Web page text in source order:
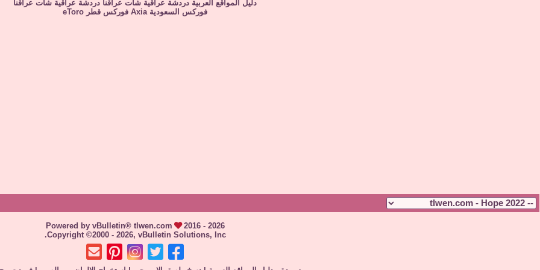
دليل المواقع العربية دردشة عراقية شات عراقنا دردشة عراقية شات عراقنا
فوركس السعودية Axia فوركس قطر eToro
Powered by vBulletin® tlwen.com
2016 - 2026
Copyright ©2000 - 2026, vBulletin Solutions, Inc.